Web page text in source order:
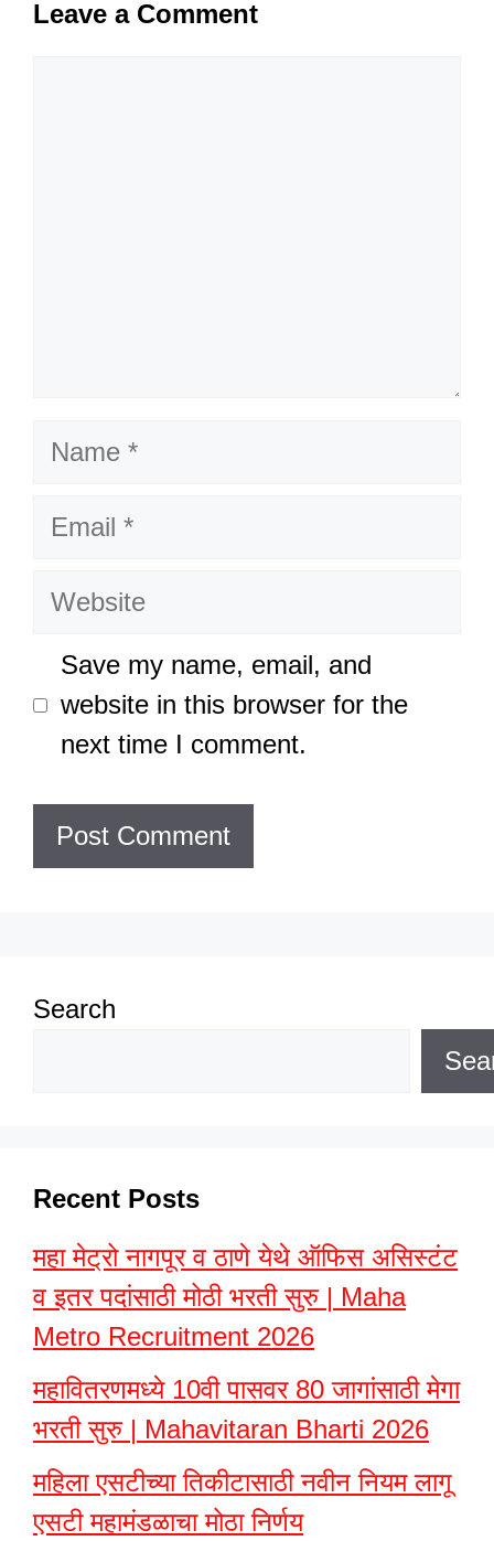
Leave a Comment
Name
Email
Website
Save my name, email, and
website in this browser for the
next time I comment.
Search
Recent Posts
महा मेट्रो नागपूर व ठाणे येथे ऑफिस असिस्टंट
व इतर पदांसाठी मोठी भरती सुरु | Maha
Metro Recruitment 2026
महावितरणमध्ये 10वी पासवर 80 जागांसाठी मेगा
भरती सुरु | Mahavitaran Bharti 2026
महिला एसटीच्या तिकीटासाठी नवीन नियम लागू
एसटी महामंडळाचा मोठा निर्णय